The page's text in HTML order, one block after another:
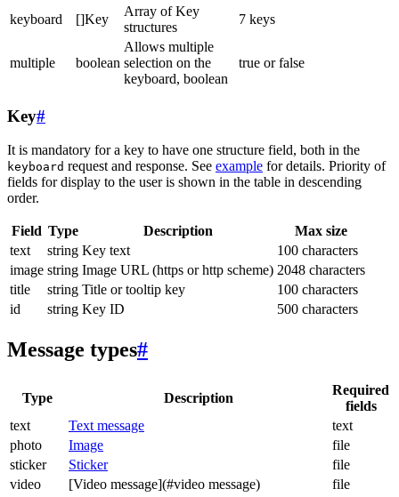
keyboard []Key
Array of Key
structures
7 keys
multiple boolean
Allows multiple
selection on the
keyboard, boolean
true or false
Key#
It is mandatory for a key to have one structure field, both in the
keyboard request and response. See example for details. Priority of
fields for display to the user is shown in the table in descending
order.
Field Type Description
Max size
text
string Key text
100 characters
image string Image URL (https or http scheme) 2048 characters
title
string Title or tooltip key
100 characters
id
string Key ID 500 characters
Message types#
Type Description
Required
fields
text
Text message
text
photo
Image
file
sticker
Sticker
file
video
[Video message](#video message)
file